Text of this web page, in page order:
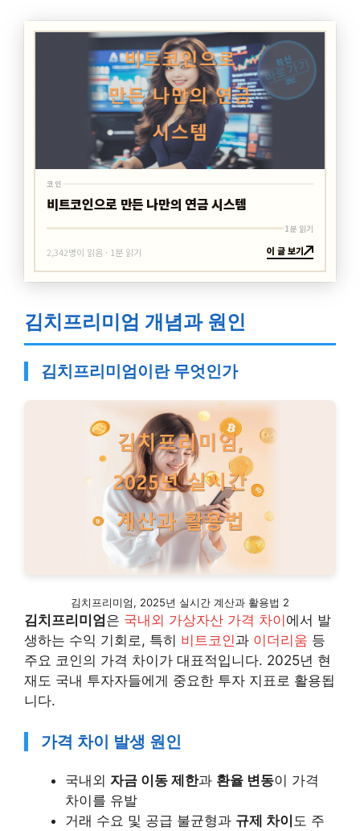
최신
바로가기
코인
코인
비트코인으로 만든 나만의 연금 시스템
1분 읽기
2,342명이 읽음 · 1분 읽기 이 글 보기
김치프리미엄 개념과 원인
김치프리미엄이란 무엇인가
김치프리미엄, 2025년 실시간 계산과 활용법 2
김치프리미엄 은 국내외 가상자산 가격 차이 에서 발
생하는 수익 기회로, 특히 비트코인과 이더리움 등
주요 코인의 가격 차이가 대표적입니다. 2025년 현
재도 국내 투자자들에게 중요한 투자 지표로 활용됩
니다.
가격 차이 발생 원인
국내외 자금 이동 제한과 환율 변동이 가격
차이를 유발
거래 수요 및 공급 불균형과 규제 차이 도 주